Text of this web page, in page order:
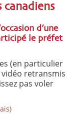
canadiens
d’une
le préfet
(en particulier
vidéo retransmis
pas voler